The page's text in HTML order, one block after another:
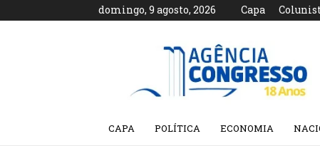
domingo, 9 agosto, 2026 Capa
Agência
CAPA POLÍTICA ECONOMIA